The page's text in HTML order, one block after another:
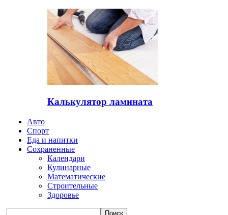
Калькулятор ламината
Авто
Спорт
Еда и напитки
Сохраненные
Календари
Кулинарные
Математические
Строительные
Здоровье